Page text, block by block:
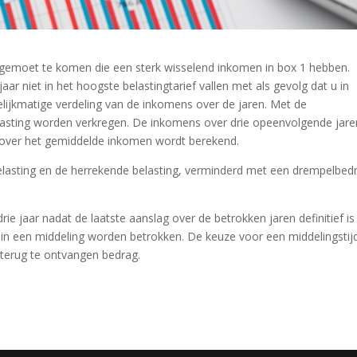
te komen die een sterk wisselend inkomen in box 1 hebben.
niet in het hoogste belastingtarief vallen met als gevolg dat u in
verdeling van de inkomens over de jaren. Met de
worden verkregen. De inkomens over drie opeenvolgende
het gemiddelde inkomen wordt berekend.
en de herrekende belasting, verminderd met een
jaar nadat de laatste aanslag over de betrokken jaren definitief is
een middeling worden betrokken. De keuze voor een
te ontvangen bedrag.